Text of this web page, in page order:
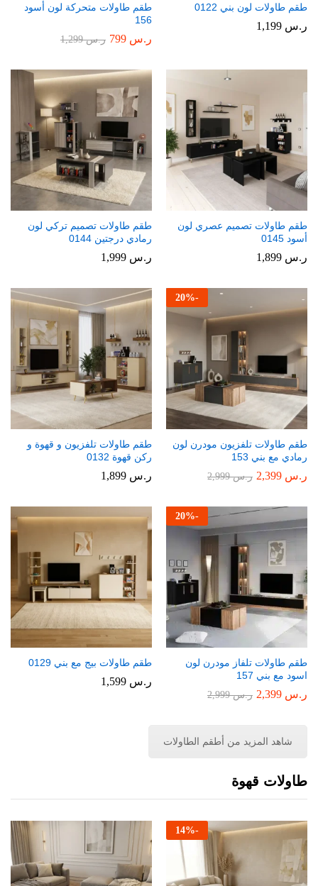
طقم طاولات لون بني 0122
ر.س
طقم طاولات متحركة لون أسود
156
ر.س ر.س1,299
طقم طاولات تصميم عصري لون
أسود 0145
ر.س
طقم طاولات تصميم تركي لون
رمادي درجتين 0144
ر.س
-
20%
طقم طاولات تلفزيون مودرن لون
رمادي مع بني 153
ر.س ر.س2,999
طقم طاولات تلفزيون و قهوة و
ركن قهوة 0132
ر.س
-
20%
طقم طاولات تلفاز مودرن لون
اسود مع بني 157
ر.س ر.س2,999
طقم طاولات بيج مع بني 0129
ر.س
شاهد المزيد من أطقم الطاولات
طاولات قهوة
-
14%